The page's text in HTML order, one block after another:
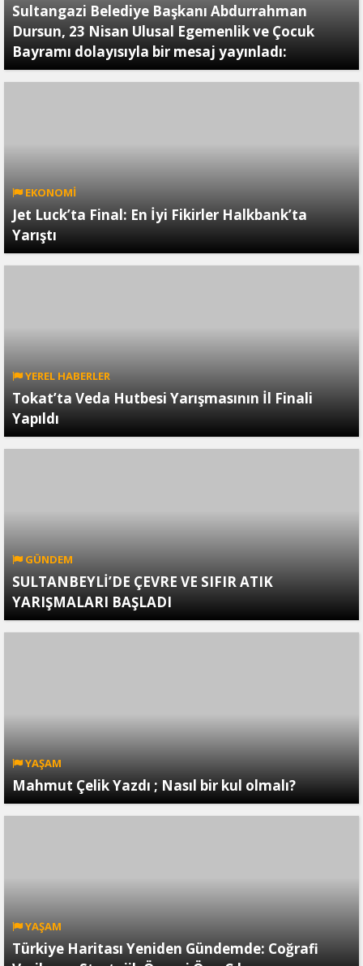
Sultangazi Belediye Başkanı Abdurrahman
Dursun, 23 Nisan Ulusal Egemenlik ve Çocuk
Bayramı dolayısıyla bir mesaj yayınladı:
EKONOMİ
Jet Luck’ta Final: En İyi Fikirler Halkbank’ta
Yarıştı
YEREL HABERLER
Tokat’ta Veda Hutbesi Yarışmasının İl Finali
Yapıldı
GÜNDEM
SULTANBEYLİ’DE ÇEVRE VE SIFIR ATIK
YARIŞMALARI BAŞLADI
YAŞAM
Mahmut Çelik Yazdı ; Nasıl bir kul olmalı?
YAŞAM
Türkiye Haritası Yeniden Gündemde: Coğrafi